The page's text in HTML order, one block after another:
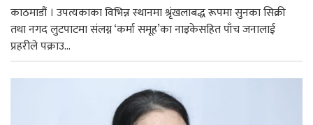
काठमाडौं । उपत्यकाका विभिन्न स्थानमा श्रृंखलाबद्ध रूपमा सुनका सिक्री
तथा नगद लुटपाटमा संलग्न ‘कर्मा समूह’का नाइकेसहित पाँच जनालाई
प्रहरीले पक्राउ...